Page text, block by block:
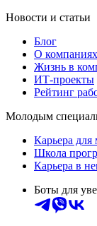
Новости и статьи
Блог
О
Жизнь в
ИТ-проекты
Рейтинг
Молодым
Карьера для
Школа
Карьера в
Боты для